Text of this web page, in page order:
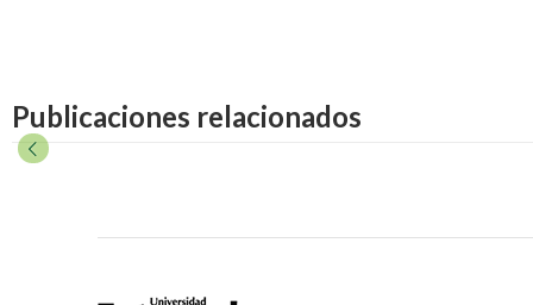
Publicaciones relacionados